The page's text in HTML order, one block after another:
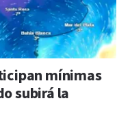
mínimas
subirá la